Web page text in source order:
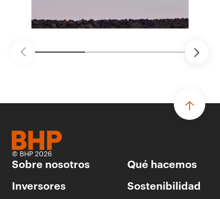
mantenimiento robótico, limpieza submarina y
© BHP 2026
Sobre nosotros
Qué hacemos
Inversores
Sostenibilidad